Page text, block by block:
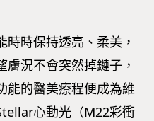
時保持透亮、柔美，
況不會突然掉鏈子，
能的醫美療程便成為維
心動光（M22彩衝